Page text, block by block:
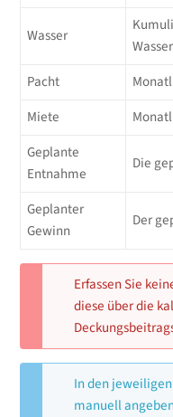
Wasser
Pacht
Miete
Geplante
Entnahme
Die
Geplanter
Gewinn
Der
Erfassen Sie
diese über die
In den
manuell